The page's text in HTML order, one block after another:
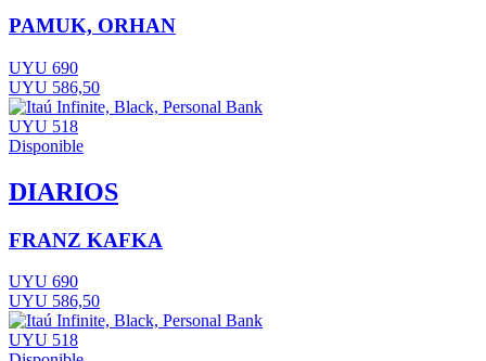
PAMUK, ORHAN
UYU 690
UYU 586,50
UYU 518
Disponible
DIARIOS
FRANZ KAFKA
UYU 690
UYU 586,50
UYU 518